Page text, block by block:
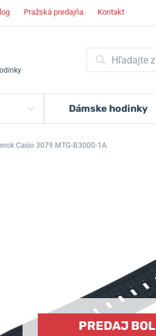
Pražská predajňa Kontakt
Dámske hodinky
Casio 3079 MTG-B3000-1A
PREDAJ BOL